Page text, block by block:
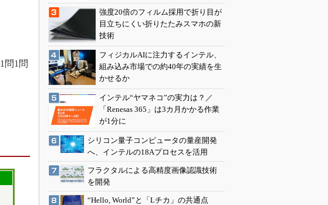
問1問
強度20倍のフィルム採用で折り目が
目立ちにくい折りたたみスマホの新
技術
フィジカルAIに注力するインテル、
組み込み市場での約40年の実績を生
かせるか
インテル“ヤマネコ”の実力は？／
「Renesas 365」は3カ月かかる作業
が1分に
シリコン量子コンピュータの量産開発
へ、インテルの18Aプロセスを活用
フラクタルによる高精度画像認識技術
を開発
“Hello, World”と「Lチカ」の共通点